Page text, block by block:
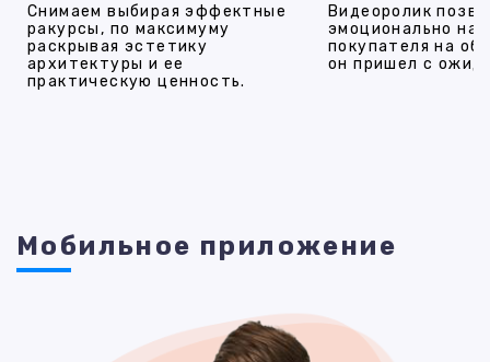
Снимаем выбирая эффектные
ракурсы, по максимуму
раскрывая эстетику
архитектуры и ее
практическую ценность.
Видеоролик
эмоционально
покупателя на
он пришел с
Мобильное приложение